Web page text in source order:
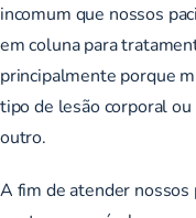
incomum que nossos
em coluna para
principalmente porque
tipo de lesão corporal
outro.
A fim de atender